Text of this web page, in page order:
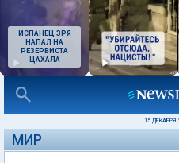
ИСПАНЕЦ ЗРЯ
НАПАЛ НА
РЕЗЕРВИСТА
ЦАХАЛА
15 ДЕКАБРЯ
МИР